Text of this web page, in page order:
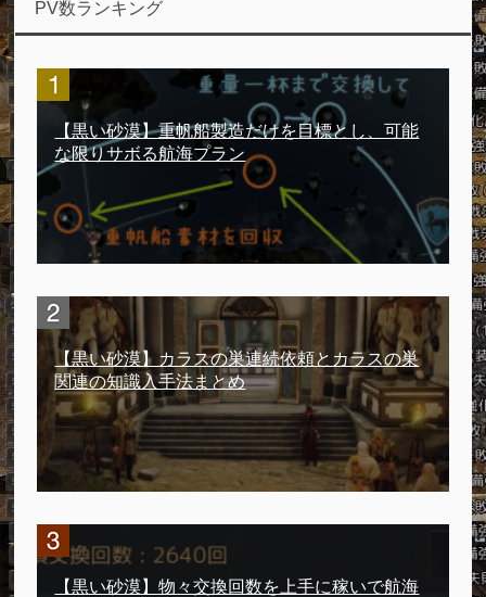
PV数ランキング
【黒い砂漠】重帆船製造だけを目標とし、可能
な限りサボる航海プラン
【黒い砂漠】カラスの巣連続依頼とカラスの巣
関連の知識入手法まとめ
【黒い砂漠】物々交換回数を上手に稼いで航海